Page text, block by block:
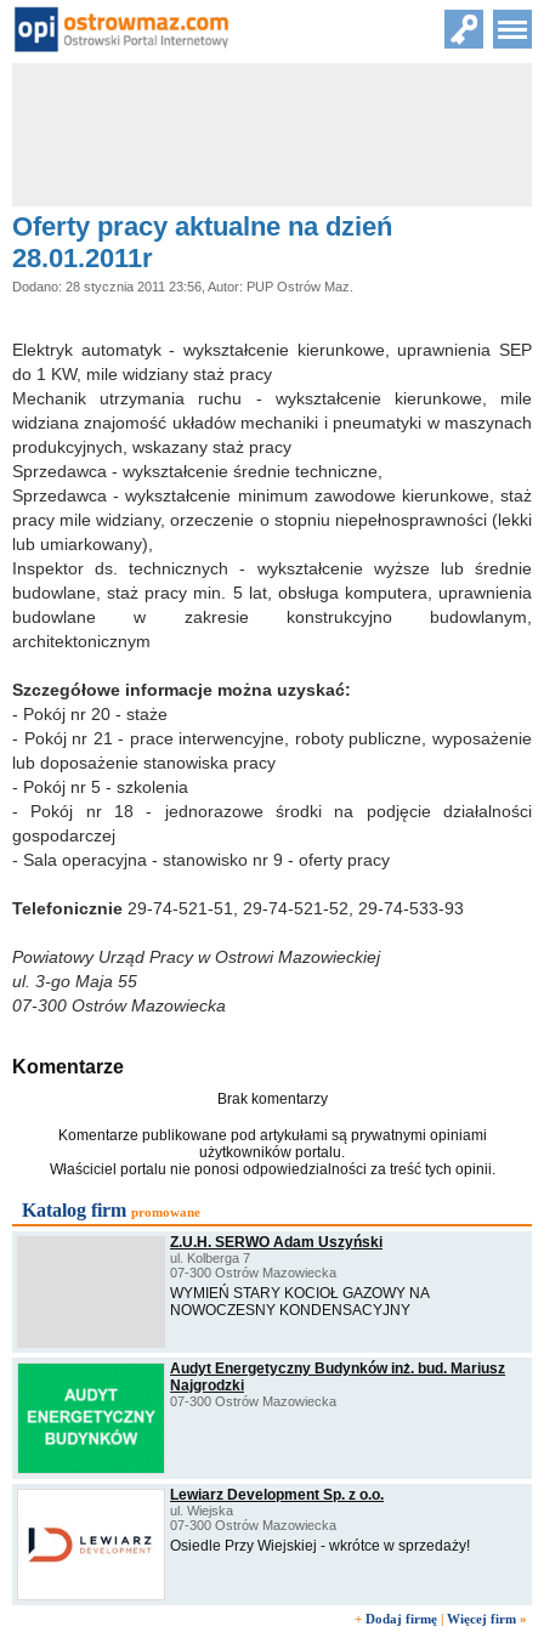
Oferty pracy aktualne na dzień
28.01.2011r
Dodano: 28 stycznia 2011 23:56, Autor: PUP Ostrów Maz.
Elektryk automatyk - wykształcenie kierunkowe, uprawnienia SEP
do 1 KW, mile widziany staż pracy
Mechanik utrzymania ruchu - wykształcenie kierunkowe, mile
widziana znajomość układów mechaniki i pneumatyki w maszynach
produkcyjnych, wskazany staż pracy
Sprzedawca - wykształcenie średnie techniczne,
Sprzedawca - wykształcenie minimum zawodowe kierunkowe, staż
pracy mile widziany, orzeczenie o stopniu niepełnosprawności (lekki
lub umiarkowany),
Inspektor ds. technicznych - wykształcenie wyższe lub średnie
budowlane, staż pracy min. 5 lat, obsługa komputera, uprawnienia
budowlane w zakresie konstrukcyjno budowlanym,
architektonicznym
Szczegółowe informacje można uzyskać:
- Pokój nr 20 - staże
- Pokój nr 21 - prace interwencyjne, roboty publiczne, wyposażenie
lub doposażenie stanowiska pracy
- Pokój nr 5 - szkolenia
- Pokój nr 18 - jednorazowe środki na podjęcie działalności
gospodarczej
- Sala operacyjna - stanowisko nr 9 - oferty pracy
Telefonicznie 29-74-521-51, 29-74-521-52, 29-74-533-93
Powiatowy Urząd Pracy w Ostrowi Mazowieckiej
ul. 3-go Maja 55
07-300 Ostrów Mazowiecka
Komentarze
Brak komentarzy
Komentarze publikowane pod artykułami są prywatnymi opiniami
użytkowników portalu.
Właściciel portalu nie ponosi odpowiedzialności za treść tych opinii.
Katalog firm promowane
Z.U.H. SERWO Adam Uszyński
ul. Kolberga 7
07-300 Ostrów Mazowiecka
WYMIEŃ STARY KOCIOŁ GAZOWY NA
NOWOCZESNY KONDENSACYJNY
Audyt Energetyczny Budynków inż. bud. Mariusz
Najgrodzki
07-300 Ostrów Mazowiecka
Lewiarz Development Sp. z o.o.
ul. Wiejska
07-300 Ostrów Mazowiecka
Osiedle Przy Wiejskiej - wkrótce w sprzedaży!
+ Dodaj firmę | Więcej firm »